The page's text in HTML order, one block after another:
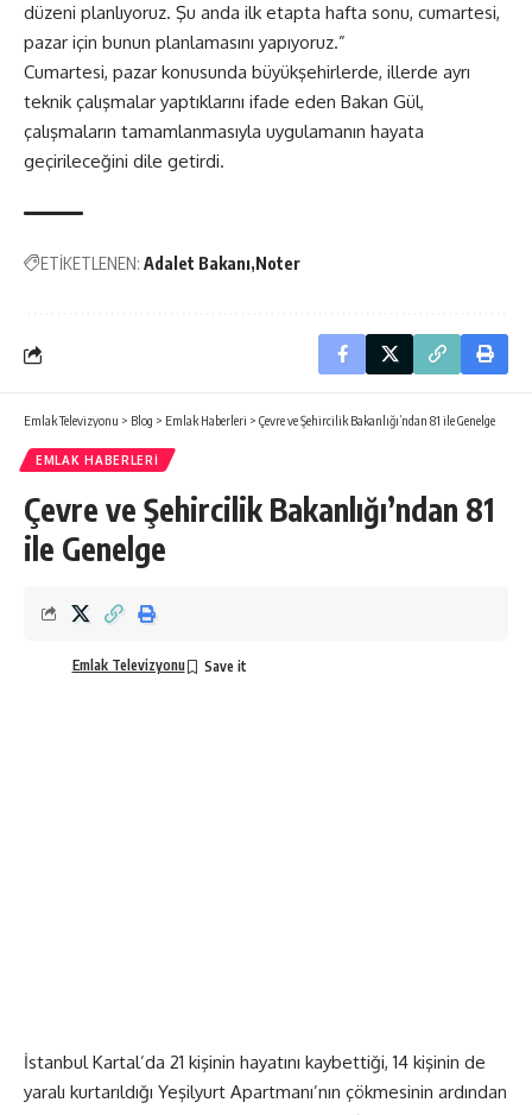
düzeni planlıyoruz. Şu anda ilk etapta hafta sonu, cumartesi,
pazar için bunun planlamasını yapıyoruz.”
Cumartesi, pazar konusunda büyükşehirlerde, illerde ayrı
teknik çalışmalar yaptıklarını ifade eden Bakan Gül,
çalışmaların tamamlanmasıyla uygulamanın hayata
geçirileceğini dile getirdi.
ETİKETLENEN: Adalet Bakanı Noter
Emlak Televizyonu > Blog > Emlak Haberleri > Çevre ve Şehircilik Bakanlığı’ndan 81 ile Genelge
EMLAK HABERLERI
Çevre ve Şehircilik Bakanlığı’ndan 81
ile Genelge
Emlak Televizyonu
İstanbul Kartal’da 21 kişinin hayatını kaybettiği, 14 kişinin de
yaralı kurtarıldığı Yeşilyurt Apartmanı’nın çökmesinin ardından